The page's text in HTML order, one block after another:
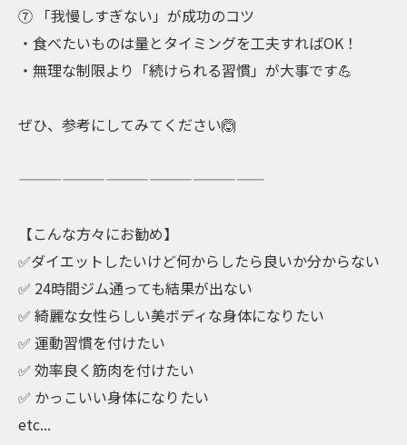
⑦ 「我慢しすぎない」が成功のコツ
・食べたいものは量とタイミングを工夫すればOK！
・無理な制限より「続けられる習慣」が大事です💪
ぜひ、参考にしてみてください🙆
—————————————————
【こんな方々にお勧め】
✅ダイエットしたいけど何からしたら良いか分からない
✅ 24時間ジム通っても結果が出ない
✅ 綺麗な女性らしい美ボディな身体になりたい
✅ 運動習慣を付けたい
✅ 効率良く筋肉を付けたい
✅ かっこいい身体になりたい
etc...